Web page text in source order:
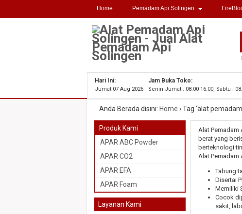
Home Pemadam Api Solingen
Hari Ini:
Jumat 07 Aug 2026
Jam Buka Toko:
Senin-Jumat : 08.00-16.00, Sabtu :
Anda Berada disini: Home › Tag ‘alat
Produk Kami
APAR ABC Powder
APAR CO2
APAR EFA
APAR Foam
Layanan Kami
Alat Pemadam
berat yang
berteknologi
Alat Pemadam
Tabung
Disertai
Memiliki
Cocok
sakit,